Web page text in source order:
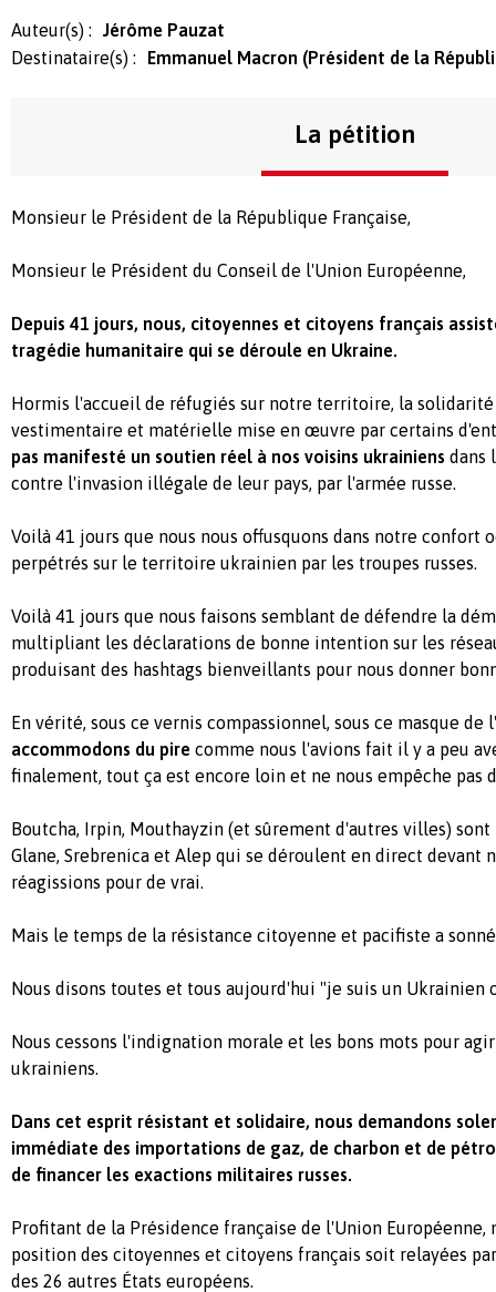
Auteur(s) :
Jérôme Pauzat
Destinataire(s) :
Emmanuel Macron (Président de la
La pétition
Monsieur le Président de la République Française,
Monsieur le Président du Conseil de l'Union Européenne,
Depuis 41 jours, nous, citoyennes et citoyens français
tragédie humanitaire qui se déroule en Ukraine.
Hormis l'accueil de réfugiés sur notre territoire, la
vestimentaire et matérielle mise en œuvre par certains
pas manifesté un soutien réel à nos voisins ukrainiens dans
contre l'invasion illégale de leur pays, par l'armée russe.
Voilà 41 jours que nous nous offusquons dans notre confort
perpétrés sur le territoire ukrainien par les troupes russes.
Voilà 41 jours que nous faisons semblant de défendre la
multipliant les déclarations de bonne intention sur les
produisant des hashtags bienveillants pour nous donner
En vérité, sous ce vernis compassionnel, sous ce masque de
accommodons du pire comme nous l'avions fait il y a peu
finalement, tout ça est encore loin et ne nous empêche pas
Boutcha, Irpin, Mouthayzin (et sûrement d'autres villes) sont
Glane, Srebrenica et Alep qui se déroulent en direct devant
réagissions pour de vrai.
Mais le temps de la résistance citoyenne et pacifiste a
Nous disons toutes et tous aujourd'hui "je suis un Ukrainien
Nous cessons l'indignation morale et les bons mots pour
ukrainiens.
Dans cet esprit résistant et solidaire, nous demandons
immédiate des importations de gaz, de charbon et de
de financer les exactions militaires russes.
Profitant de la Présidence française de l'Union Européenne,
position des citoyennes et citoyens français soit relayées
des 26 autres États européens.